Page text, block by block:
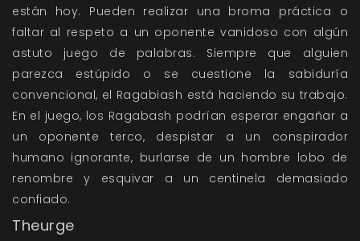
están hoy. Pueden realizar una broma práctica o
faltar al respeto a un oponente vanidoso con algún
astuto juego de palabras. Siempre que alguien
parezca estúpido o se cuestione la sabiduría
convencional, el Ragabiash está haciendo su trabajo.
En el juego, los Ragabash podrían esperar engañar a
un oponente terco, despistar a un conspirador
humano ignorante, burlarse de un hombre lobo de
renombre y esquivar a un centinela demasiado
confiado.
Theurge